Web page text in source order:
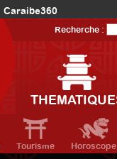
Caraibe360
AmériqueDuNord360
Recherche :
Tourisme Horoscope